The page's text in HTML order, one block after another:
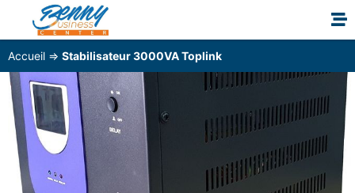
Accueil ⇒ Stabilisateur 3000VA Toplink